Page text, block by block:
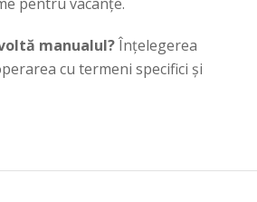
manualul?Înțelegerea
cu termeni specifici și